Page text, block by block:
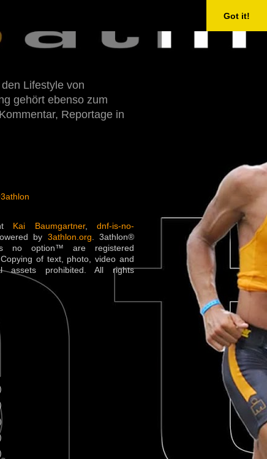
Got it!
Lifestyle von
gehört ebenso zum
Reportage in
Kai Baumgartner, dnf-is-no-
by 3athlon.org . 3athlon®
no option™ are registered
of text, photo, video and
assets prohibited. All rights